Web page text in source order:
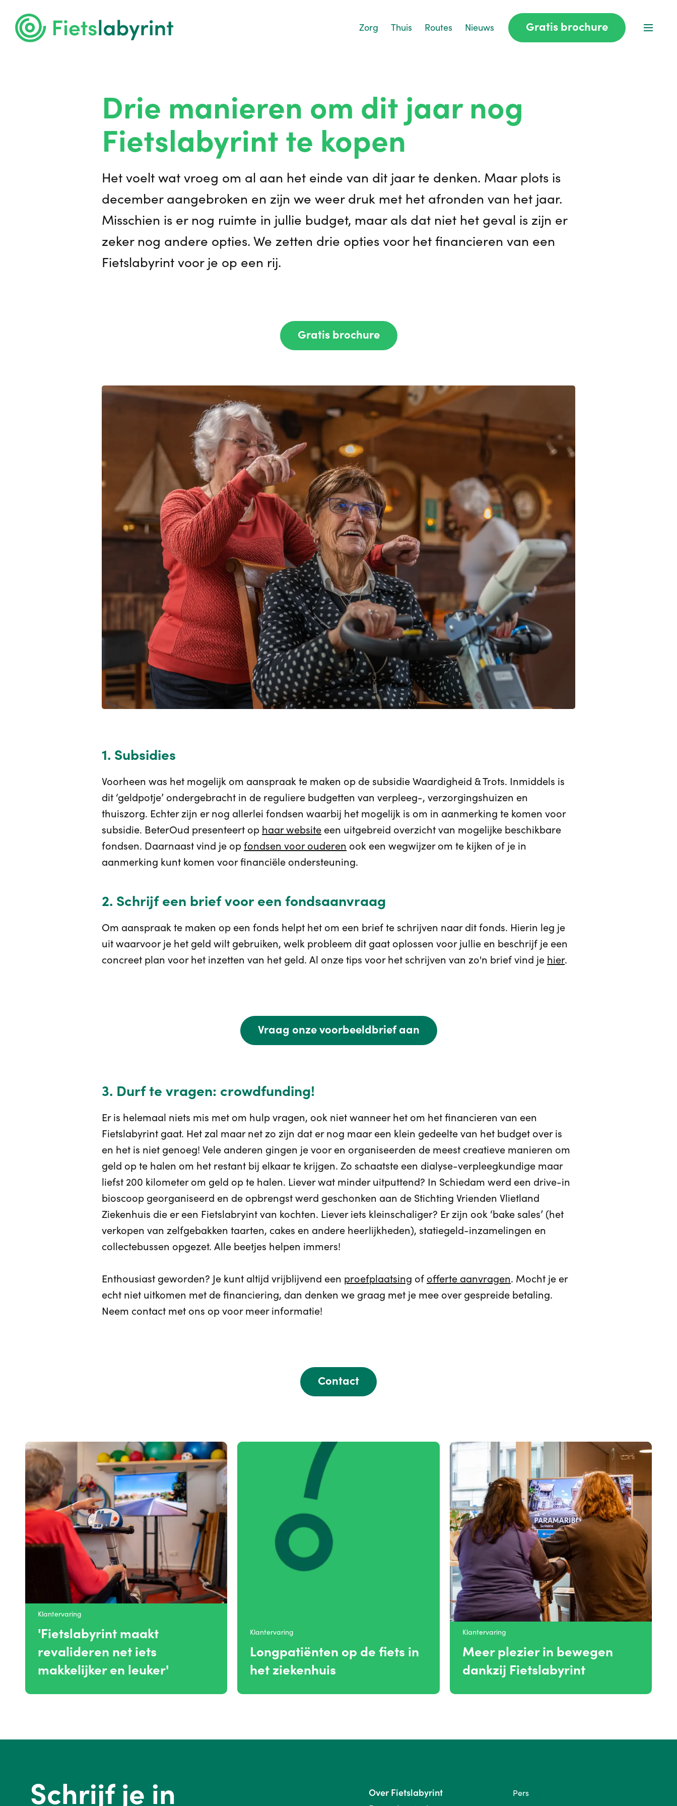
Zorg Thuis Routes Nieuws Gratis brochure
Drie manieren om dit jaar nog
Fietslabyrint te kopen
Het voelt wat vroeg om al aan het einde van dit jaar te denken. Maar plots is
december aangebroken en zijn we weer druk met het afronden van het jaar.
Misschien is er nog ruimte in jullie budget, maar als dat niet het geval is zijn er
zeker nog andere opties. We zetten drie opties voor het financieren van een
Fietslabyrint voor je op een rij.
Gratis brochure
1. Subsidies
Voorheen was het mogelijk om aanspraak te maken op de subsidie Waardigheid & Trots. Inmiddels is
dit ‘geldpotje’ ondergebracht in de reguliere budgetten van verpleeg-, verzorgingshuizen en
thuiszorg. Echter zijn er nog allerlei fondsen waarbij het mogelijk is om in aanmerking te komen voor
subsidie. BeterOud presenteert op haar website een uitgebreid overzicht van mogelijke beschikbare
fondsen. Daarnaast vind je opfondsen voor ouderen ook een wegwijzer om te kijken of je in
aanmerking kunt komen voor financiële ondersteuning.
2. Schrijf een brief voor een fondsaanvraag
Om aanspraak te maken op een fonds helpt het om een brief te schrijven naar dit fonds. Hierin leg je
uit waarvoor je het geld wilt gebruiken, welk probleem dit gaat oplossen voor jullie en beschrijf je een
concreet plan voor het inzetten van het geld. Al onze tips voor het schrijven van zo'n brief vind je hier.
Vraag onze voorbeeldbrief aan
3. Durf te vragen: crowdfunding!
Er is helemaal niets mis met om hulp vragen, ook niet wanneer het om het financieren van een
Fietslabyrint gaat. Het zal maar net zo zijn dat er nog maar een klein gedeelte van het budget over is
en het is niet genoeg! Vele anderen gingen je voor en organiseerden de meest creatieve manieren om
geld op te halen om het restant bij elkaar te krijgen. Zo schaatste een dialyse-verpleegkundige maar
liefst 200 kilometer om geld op te halen. Liever wat minder uitputtend? In Schiedam werd een drive-in
bioscoop georganiseerd en de opbrengst werd geschonken aan de Stichting Vrienden Vlietland
Ziekenhuis die er een Fietslabryint van kochten. Liever iets kleinschaliger? Er zijn ook ‘bake sales’ (het
verkopen van zelfgebakken taarten, cakes en andere heerlijkheden), statiegeld-inzamelingen en
collectebussen opgezet. Alle beetjes helpen immers!
Enthousiast geworden? Je kunt altijd vrijblijvend een proefplaatsing of offerte aanvragen. Mocht je er
echt niet uitkomen met de financiering, dan denken we graag met je mee over gespreide betaling.
Neem contact met ons op voor meer informatie!
Contact
Klantervaring
'Fietslabyrint maakt
revalideren net iets
makkelijker en leuker'
Klantervaring
Longpatiënten op de fiets in
het ziekenhuis
Klantervaring
Meer plezier in bewegen
dankzij Fietslabyrint
Schrijf je in
Over Fietslabyrint
Pers